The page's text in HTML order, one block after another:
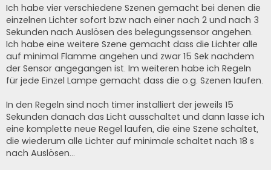
s
t
Ich habe vier verschiedene Szenen gemacht bei denen die
einzelnen Lichter sofort bzw nach einer nach 2 und nach 3
Sekunden nach Auslösen des belegungssensor angehen.
Ich habe eine weitere Szene gemacht dass die Lichter alle
auf minimal Flamme angehen und zwar 15 Sek nachdem
der Sensor angegangen ist. Im weiteren habe ich Regeln
für jede Einzel Lampe gemacht dass die o.g. Szenen laufen.
In den Regeln sind noch timer installiert der jeweils 15
Sekunden danach das Licht ausschaltet und dann lasse ich
eine komplette neue Regel laufen, die eine Szene schaltet,
die wiederum alle Lichter auf minimale schaltet nach 18 s
nach Auslösen...